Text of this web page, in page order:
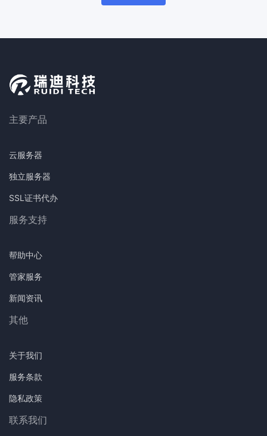
主要产品
云服务器
独立服务器
SSL证书代办
服务支持
帮助中心
管家服务
新闻资讯
其他
关于我们
服务条款
隐私政策
联系我们